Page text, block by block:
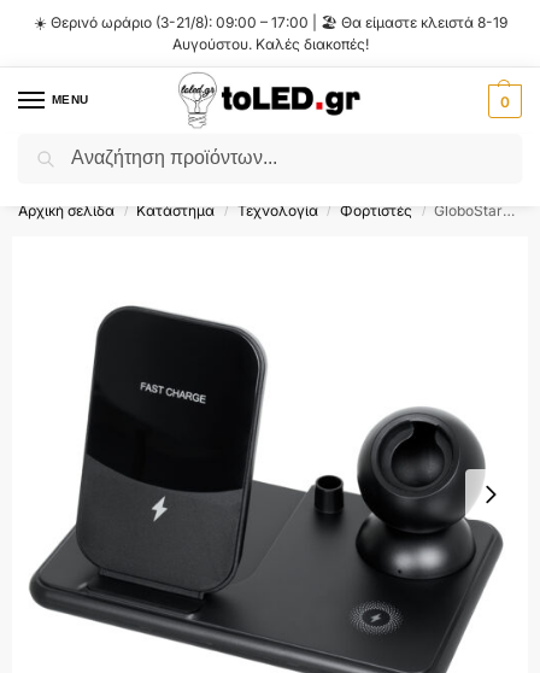
☀️ Θερινό ωράριο (3-21/8): 09:00 – 17:00 | 🏖️ Θα είμαστε κλειστά 8-19
Αυγούστου. Καλές διακοπές!
MENU 0
Flash Sale ⚡ 10% Έκπτωση με τον κωδικό
Αρχική σελίδα / Κατάστημα / Τεχνολογία / Φορτιστές / GloboStar® 79699 Επιτραπέζια Σταθερή Βάση Ασύρματης Φόρτισης Fast Charging για Κινητά – Earphones – Smart Watches – Pencil 4 Καναλιών – 1 Channel 15W Max (Phone) – 2 Channel 3W (Airpod) – 3 Channel 2W (Watch) – 4 Channel 2W (Pencil)